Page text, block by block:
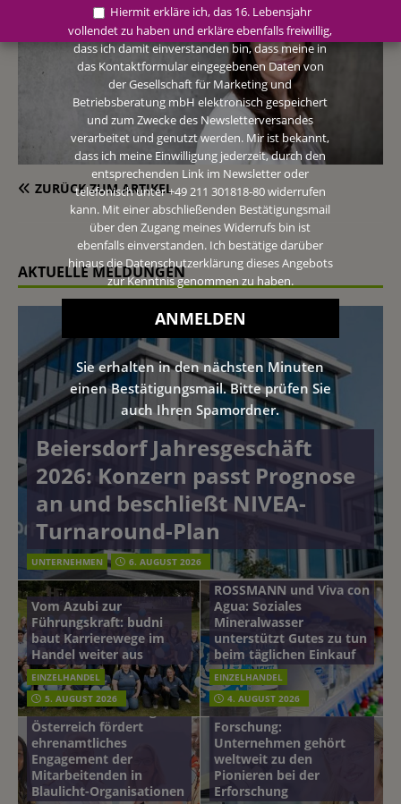
ZURÜCK ZUM ARTIKEL
AKTUELLE MELDUNGEN
Beiersdorf Jahresgeschäft
2026: Konzern passt Prognose
an und beschließt NIVEA-
Turnaround-Plan
UNTERNEHMEN 6. AUGUST 2026
Vom Azubi zur
Führungskraft: budni
baut Karrierewege im
Handel weiter aus
EINZELHANDEL
5. AUGUST 2026
ROSSMANN und Viva con
Agua: Soziales
Mineralwasser
unterstützt Gutes zu tun
beim täglichen Einkauf
EINZELHANDEL
4. AUGUST 2026
mehr vom leben tag: dm
Österreich fördert
ehrenamtliches
Engagement der
Mitarbeitenden in
Blaulicht-Organisationen
Beiersdorf
Hautmikrobiom-
Forschung:
Unternehmen gehört
weltweit zu den
Pionieren bei der
Erforschung
Hiermit erkläre ich, das 16. Lebensjahr
vollendet zu haben und erkläre ebenfalls freiwillig,
dass ich damit einverstanden bin, dass meine in
das Kontaktformular eingegebenen Daten von
der Gesellschaft für Marketing und
Betriebsberatung mbH elektronisch gespeichert
und zum Zwecke des Newsletterversandes
verarbeitet und genutzt werden. Mir ist bekannt,
dass ich meine Einwilligung jederzeit, durch den
entsprechenden Link im Newsletter oder
telefonisch unter +49 211 301818-80 widerrufen
kann. Mit einer abschließenden Bestätigungsmail
über den Zugang meines Widerrufs bin ist
ebenfalls einverstanden. Ich bestätige darüber
hinaus die Datenschutzerklärung dieses Angebots
zur Kenntnis genommen zu haben.
Sie erhalten in den nächsten Minuten
einen Bestätigungsmail. Bitte prüfen Sie
auch Ihren Spamordner.